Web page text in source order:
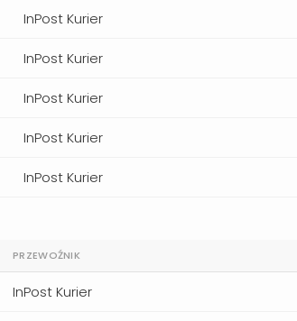
InPost Kurier
InPost Kurier
InPost Kurier
InPost Kurier
InPost Kurier
PRZEWOŹNIK
InPost Kurier